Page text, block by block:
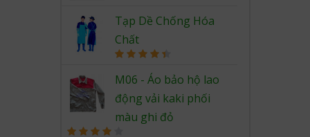
Tạp Dề Chống Hóa
Chất
out of 5
M06 - Áo bảo hộ lao
động vải kaki phối
màu ghi đỏ